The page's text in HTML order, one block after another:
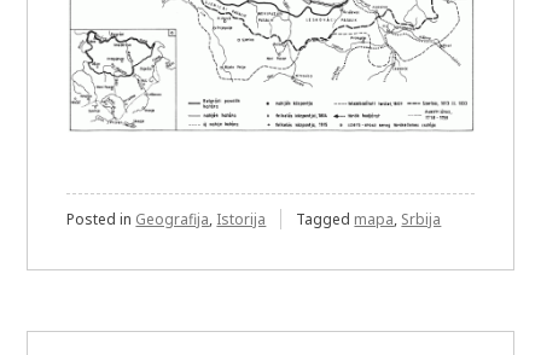
Posted in Geografija, Istorija Tagged mapa, Srbija